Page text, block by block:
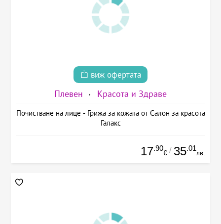
виж офертата
Плевен Красота и Здраве
Почистване на лице - Грижа за кожата от Салон за красота
Галакс
17.90
€ / 35.01
лв.